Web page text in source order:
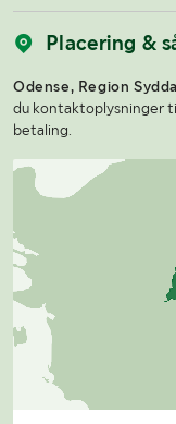
Placering &
Odense, Region
du kontaktoplysninger
betaling.